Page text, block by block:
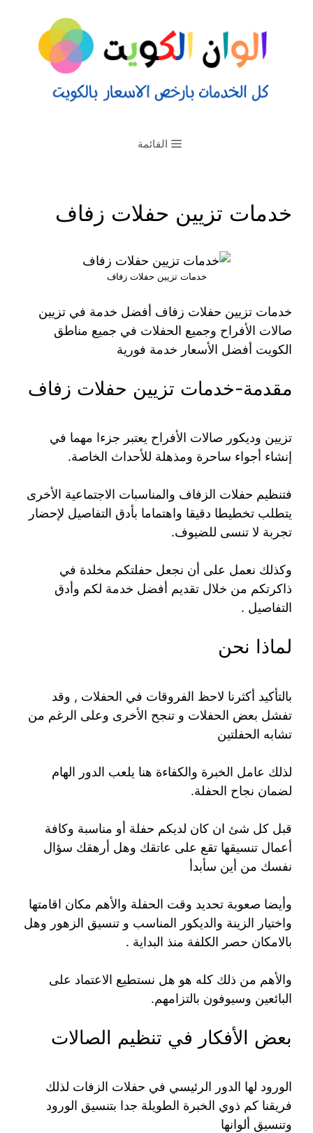
القائمة
خدمات تزيين حفلات زفاف
خدمات تزيين حفلات زفاف
خدمات تزيين حفلات زفاف أفضل خدمة في تزيين
صالات الأفراح وجميع الحفلات في جميع مناطق
الكويت أفضل الأسعار خدمة فورية
مقدمة-خدمات تزيين حفلات زفاف
تزيين وديكور صالات الأفراح يعتبر جزءا مهما في
إنشاء أجواء ساحرة ومذهلة للأحداث الخاصة.
فتنظيم حفلات الزفاف والمناسبات الاجتماعية الأخرى
يتطلب تخطيطا دقيقا واهتماما بأدق التفاصيل لإحضار
تجربة لا تنسى للضيوف.
وكذلك نعمل على أن نجعل حفلتكم مخلدة في
ذاكرتكم من خلال تقديم أفضل خدمة لكم وأدق
التفاصيل .
لماذا نحن
بالتأكيد أكثرنا لاحظ الفروقات في الحفلات , وقد
تفشل بعض الحفلات و تنجح الأخرى وعلى الرغم من
تشابه الحفلتين
لذلك عامل الخبرة والكفاءة هنا يلعب الدور الهام
لضمان نجاح الحفلة.
قبل كل شئ ان كان لديكم حفلة أو مناسبة وكافة
أعمال تنسيقها تقع على عاتقك وهل أرهقك سؤال
نفسك من أين سأبدأ
وأيضا صعوبة تحديد وقت الحفلة والأهم مكان اقامتها
واختيار الزينة والديكور المناسب و تنسيق الزهور وهل
بالامكان حصر الكلفة منذ البداية .
والأهم من ذلك كله هو هل نستطيع الاعتماد على
البائعين وسيوفون بالتزامهم.
بعض الأفكار في تنظيم الصالات
الورود لها الدور الرئيسي في حفلات الزفات لذلك
فريقنا كم ذوي الخبرة الطويلة جدا بتنسيق الورود
وتنسيق ألوانها